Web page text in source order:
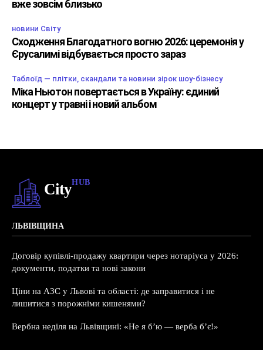
вже зовсім близько
новини Світу
Сходження Благодатного вогню 2026: церемонія у
Єрусалимі відбувається просто зараз
Таблоїд — плітки, скандали та новини зірок шоу-бізнесу
Міка Ньютон повертається в Україну: єдиний
концерт у травні і новий альбом
CityHUB
ЛЬВІВЩИНА
Договір купівлі-продажу квартири через нотаріуса у 2026:
документи, податки та нові закони
Ціни на АЗС у Львові та області: де заправитися і не
лишитися з порожніми кишенями?
Вербна неділя на Львівщині: «Не я б’ю — верба б’є!»